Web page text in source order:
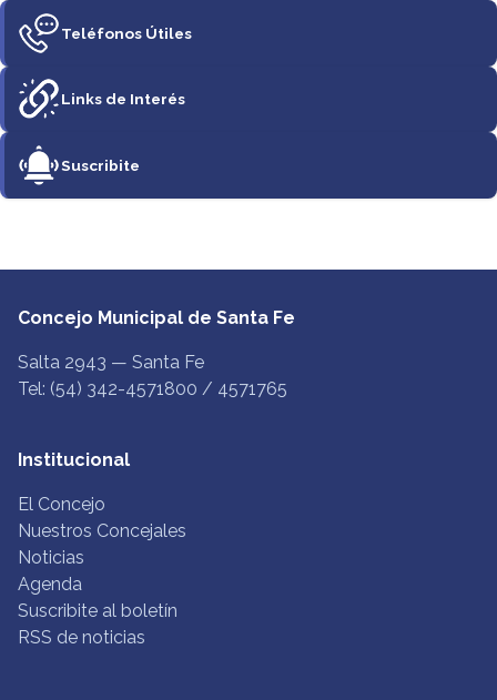
Teléfonos Útiles
Links de Interés
Suscribite
Concejo Municipal de Santa Fe
Salta 2943 — Santa Fe
Tel: (54) 342-4571800 / 4571765
Institucional
El Concejo
Nuestros Concejales
Noticias
Agenda
Suscribite al boletín
RSS de noticias